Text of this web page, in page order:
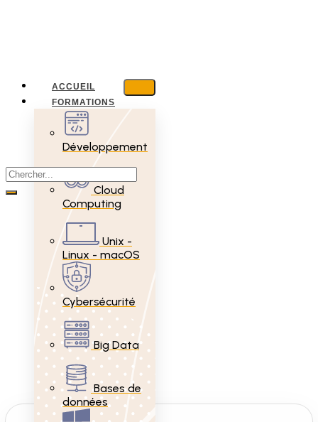
ACCUEIL
FORMATIONS
Développement
Cloud
Computing
Unix -
Linux - macOS
Cybersécurité
Big Data
Bases de
données